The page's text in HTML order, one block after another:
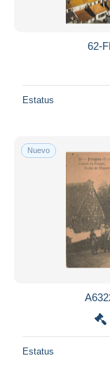
62-
Estatus
Nuevo
Estatus